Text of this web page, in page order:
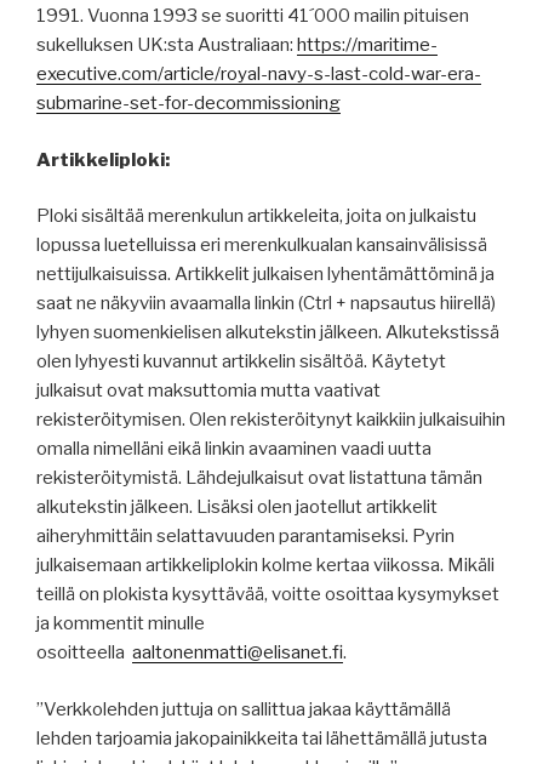
1991. Vuonna 1993 se suoritti 41´000 mailin pituisen
sukelluksen UK:sta Australiaan: https://maritime-
executive.com/article/royal-navy-s-last-cold-war-era-
submarine-set-for-decommissioning
Artikkeliploki:
Ploki sisältää merenkulun artikkeleita, joita on julkaistu
lopussa luetelluissa eri merenkulkualan kansainvälisissä
nettijulkaisuissa. Artikkelit julkaisen lyhentämättöminä ja
saat ne näkyviin avaamalla linkin (Ctrl + napsautus hiirellä)
lyhyen suomenkielisen alkutekstin jälkeen. Alkutekstissä
olen lyhyesti kuvannut artikkelin sisältöä. Käytetyt
julkaisut ovat maksuttomia mutta vaativat
rekisteröitymisen. Olen rekisteröitynyt kaikkiin julkaisuihin
omalla nimelläni eikä linkin avaaminen vaadi uutta
rekisteröitymistä. Lähdejulkaisut ovat listattuna tämän
alkutekstin jälkeen. Lisäksi olen jaotellut artikkelit
aiheryhmittäin selattavuuden parantamiseksi. Pyrin
julkaisemaan artikkeliplokin kolme kertaa viikossa. Mikäli
teillä on plokista kysyttävää, voitte osoittaa kysymykset
ja kommentit minulle
osoitteella aaltonenmatti@elisanet.fi.
”Verkkolehden juttuja on sallittua jakaa käyttämällä
lehden tarjoamia jakopainikkeita tai lähettämällä jutusta